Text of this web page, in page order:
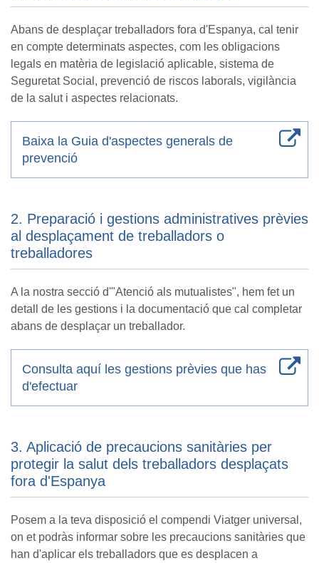
Abans de desplaçar treballadors fora d'Espanya, cal tenir
en compte determinats aspectes, com les obligacions
legals en matèria de legislació aplicable, sistema de
Seguretat Social, prevenció de riscos laborals, vigilància
de la salut i aspectes relacionats.
Baixa la Guia d'aspectes generals de
prevenció
2. Preparació i gestions administratives prèvies
al desplaçament de treballadors o
treballadores
A la nostra secció d'"Atenció als mutualistes", hem fet un
detall de les gestions i la documentació que cal completar
abans de desplaçar un treballador.
Consulta aquí les gestions prèvies que has
d'efectuar
3. Aplicació de precaucions sanitàries per
protegir la salut dels treballadors desplaçats
fora d'Espanya
Posem a la teva disposició el compendi Viatger universal,
on et podràs informar sobre les precaucions sanitàries que
han d'aplicar els treballadors que es desplacen a